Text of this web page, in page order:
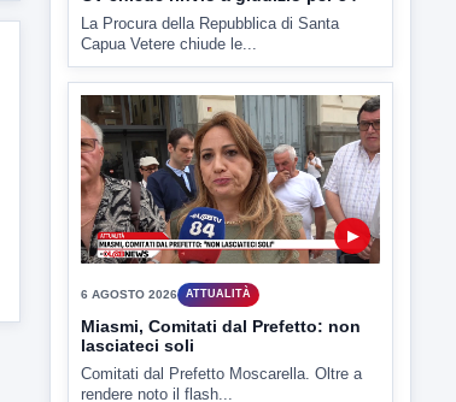
CRONACA
"Sistema Caprio", Procura S.Maria
CV chiede rinvio a giudizio per 54
La Procura della Repubblica di Santa
Capua Vetere chiude le...
▶